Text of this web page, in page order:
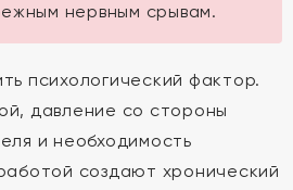
нервным срывам.
психологический фактор.
давление со стороны
и необходимость
создают хронический